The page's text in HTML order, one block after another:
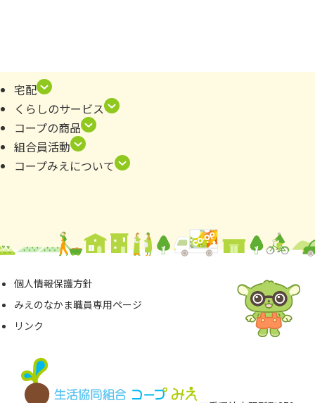
宅配
くらしのサービス
コープの商品
組合員活動
コープみえについて
個⼈情報保護⽅針
みえのなかま職員専⽤ページ
リンク